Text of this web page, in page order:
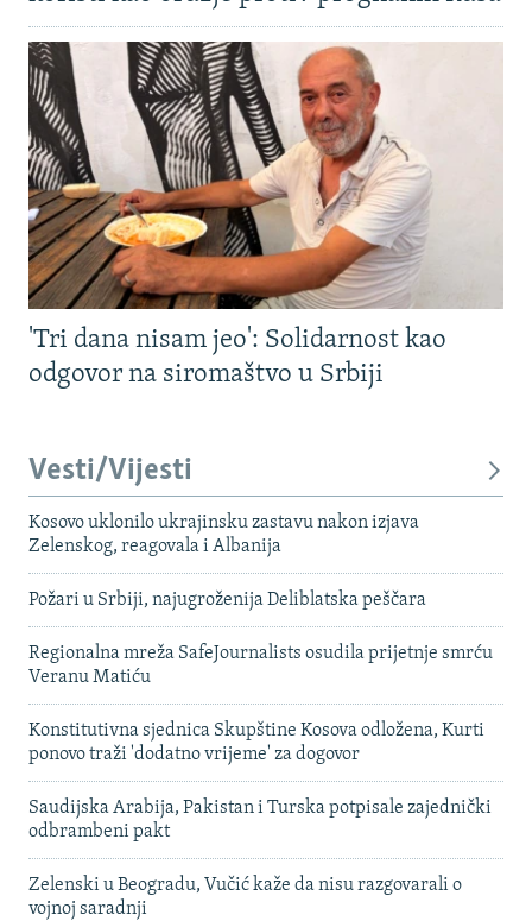
'Tri dana nisam jeo': Solidarnost kao
odgovor na siromaštvo u Srbiji
Vesti/Vijesti
Kosovo uklonilo ukrajinsku zastavu nakon izjava
Zelenskog, reagovala i Albanija
Požari u Srbiji, najugroženija Deliblatska peščara
Regionalna mreža SafeJournalists osudila prijetnje smrću
Veranu Matiću
Konstitutivna sjednica Skupštine Kosova odložena, Kurti
ponovo traži 'dodatno vrijeme' za dogovor
Saudijska Arabija, Pakistan i Turska potpisale zajednički
odbrambeni pakt
Zelenski u Beogradu, Vučić kaže da nisu razgovarali o
vojnoj saradnji